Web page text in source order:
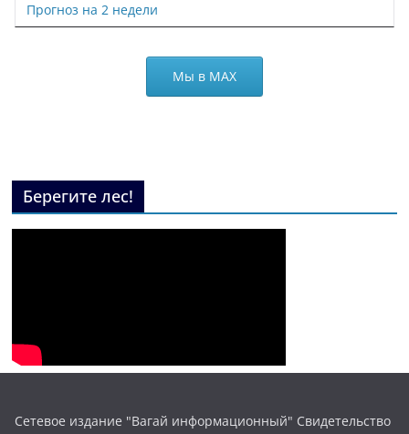
Прогноз на 2 недели
Мы в МАХ
Берегите лес!
Сетевое издание "Вагай информационный" Свидетельство